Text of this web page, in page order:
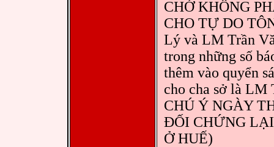
CHỚ KHÔNG
CHO TỰ DO
Lý và LM Trần
trong những số
thêm vào quyển
cho cha sở là LM
CHÚ Ý NGÀY
ĐỐI CHỨNG
Ở HUẾ)